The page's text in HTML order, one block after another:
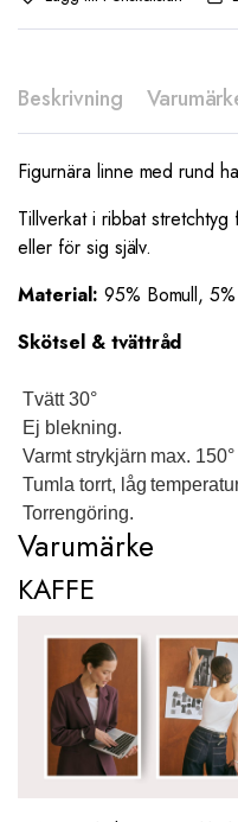
Beskrivning
Figurnära linne med rund
Tillverkat i ribbat
eller för sig själv.
Material: 95% Bomull,
Skötsel & tvättråd
Tvätt 30°
Ej blekning.
Varmt strykjärn max. 150°
Tumla torrt, låg
Torrengöring.
Varumärke
KAFFE